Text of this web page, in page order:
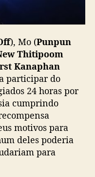
), Mo (Punpun
Thitipoom
Kanaphan
participar do
24 horas por
cumprindo
motivos para
deles poderia
para